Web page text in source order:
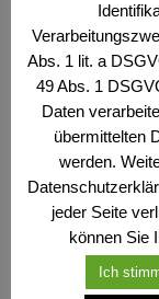
2025
2024
2023
2022
2021
2020
2019
2018
Abs. 1 lit. a
49 Abs. 1
Daten
übermittelten
werden.
jeder Seite
können Sie
Ich